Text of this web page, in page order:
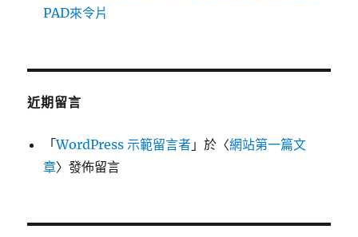
PAD來令片
近期留言
「WordPress 示範留言者 」於〈網站第一篇文
章〉發佈留言